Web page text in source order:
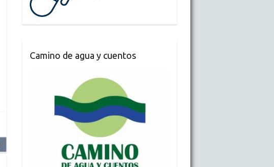
Camino de agua y cuentos